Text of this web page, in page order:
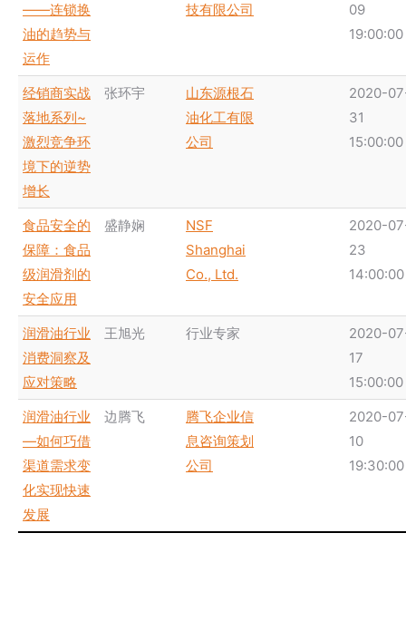
——连锁换
油的趋势与
运作
技有限公司
09
19:00:00
经销商实战
落地系列~
激烈竞争环
境下的逆势
增长
张环宇
山东源根石
油化工有限
公司
2020-
31
15:00:00
食品安全的
保障：食品
级润滑剂的
安全应用
盛静娴
NSF
Shanghai
Co., Ltd.
2020-
23
14:00:00
润滑油行业
消费洞察及
应对策略
王旭光 行业专家
2020-
17
15:00:00
润滑油行业
—如何巧借
渠道需求变
化实现快速
发展
边腾飞
腾飞企业信
息咨询策划
公司
2020-
10
19:30:00